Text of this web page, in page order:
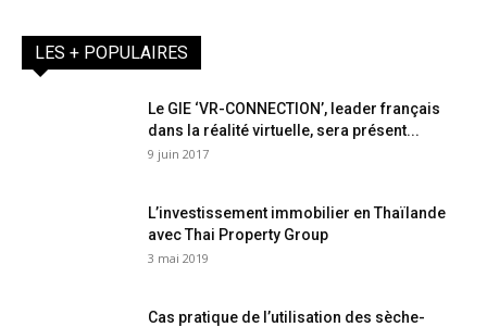
LES + POPULAIRES
Le GIE ‘VR-CONNECTION’, leader français
dans la réalité virtuelle, sera présent...
9 juin 2017
L’investissement immobilier en Thaïlande
avec Thai Property Group
3 mai 2019
Cas pratique de l’utilisation des sèche-